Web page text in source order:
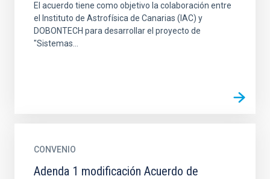
El acuerdo tiene como objetivo la colaboración entre
el Instituto de Astrofísica de Canarias (IAC) y
DOBONTECH para desarrollar el proyecto de
"Sistemas...
CONVENIO
Adenda 1 modificación Acuerdo de